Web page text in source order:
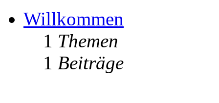
Willkommen
1 Themen
1 Beiträge